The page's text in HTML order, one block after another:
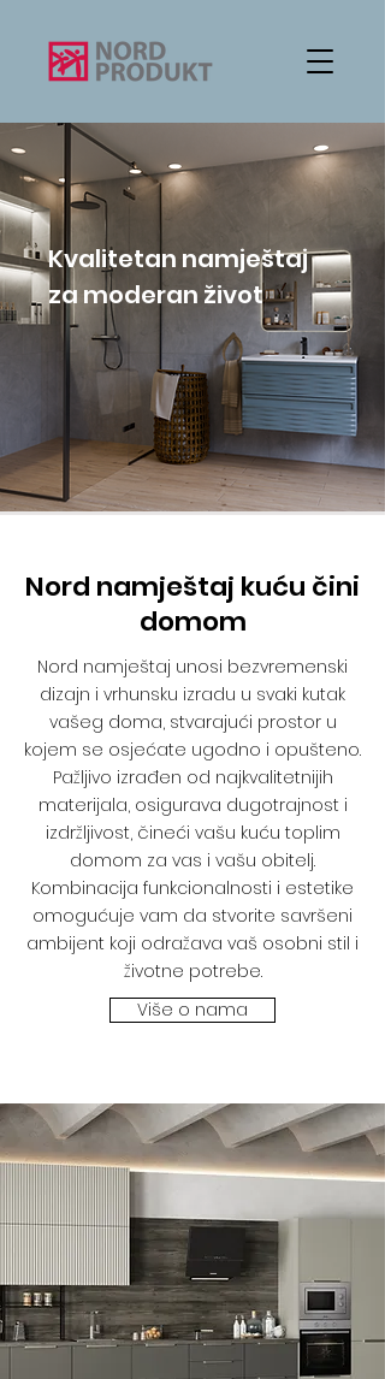
Kvalitetan namještaj
za moderan život
Nord namještaj kuću čini
domom
Nord namještaj unosi bezvremenski
dizajn i vrhunsku izradu u svaki kutak
vašeg doma, stvarajući prostor u
kojem se osjećate ugodno i opušteno.
Pažljivo izrađen od najkvalitetnijih
materijala, osigurava dugotrajnost i
izdržljivost, čineći vašu kuću toplim
domom za vas i vašu obitelj.
Kombinacija funkcionalnosti i estetike
omogućuje vam da stvorite savršeni
ambijent koji odražava vaš osobni stil i
životne potrebe.
Više o nama